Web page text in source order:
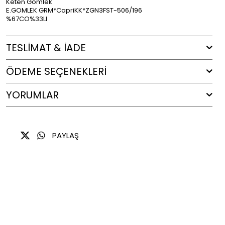
E.GOMLEK GRM*CapriKK*ZGN3FST-506/196
%67CO%33LI
TESLİMAT & İADE
ÖDEME SEÇENEKLERI
YORUMLAR
PAYLAŞ